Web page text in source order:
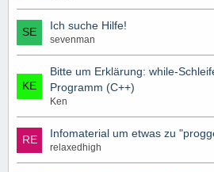
Ich suche Hilfe!
sevenman
Bitte um Erklärung: while-
Programm (C++)
Ken
Infomaterial um etwas zu
relaxedhigh